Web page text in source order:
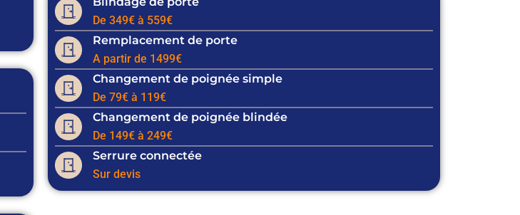
De 349€ à 559€
Remplacement de porte
A partir de 1499€
Changement de poignée simple
De 79€ à 119€
Changement de poignée blindée
De 149€ à 249€
Serrure connectée
Sur devis